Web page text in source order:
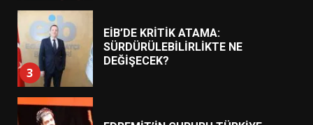
3
EİB’DE KRİTİK ATAMA:
SÜRDÜRÜLEBİLİRLİKTE NE
DEĞİŞECEK?